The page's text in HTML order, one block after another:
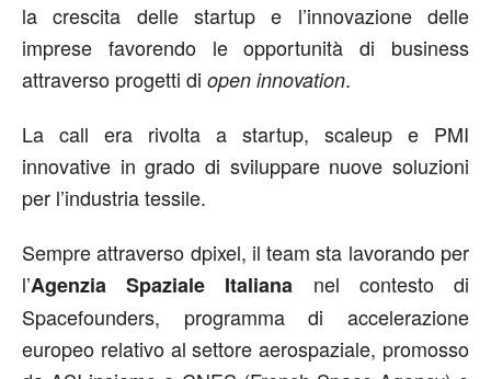
la crescita delle startup e l’innovazione delle
imprese favorendo le opportunità di business
attraverso progetti di open innovation.
La call era rivolta a startup, scaleup e PMI
innovative in grado di sviluppare nuove soluzioni
per l’industria tessile.
Sempre attraverso dpixel, il team sta lavorando per
l’Agenzia Spaziale Italiana nel contesto di
Spacefounders, programma di accelerazione
europeo relativo al settore aerospaziale, promosso